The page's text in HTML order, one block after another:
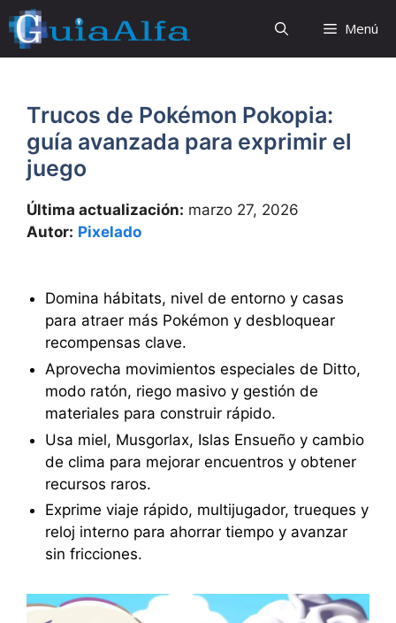
Saltar
al
contenido
Menú
Trucos de Pokémon Pokopia:
guía avanzada para exprimir el
juego
Última actualización: marzo 27, 2026
Autor: Pixelado
Domina hábitats, nivel de entorno y casas
para atraer más Pokémon y desbloquear
recompensas clave.
Aprovecha movimientos especiales de Ditto,
modo ratón, riego masivo y gestión de
materiales para construir rápido.
Usa miel, Musgorlax, Islas Ensueño y cambio
de clima para mejorar encuentros y obtener
recursos raros.
Exprime viaje rápido, multijugador, trueques y
reloj interno para ahorrar tiempo y avanzar
sin fricciones.